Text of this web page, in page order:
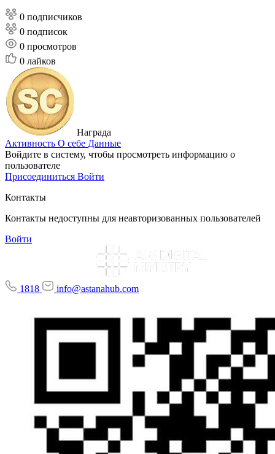
0 подписчиков
0 подписок
0 просмотров
0 лайков
Награда
Активность О себе Данные
Войдите в систему, чтобы просмотреть информацию о
пользователе
Присоединиться Войти
Контакты
Контакты недоступны для неавторизованных пользователей
Войти
1818 info@astanahub.com